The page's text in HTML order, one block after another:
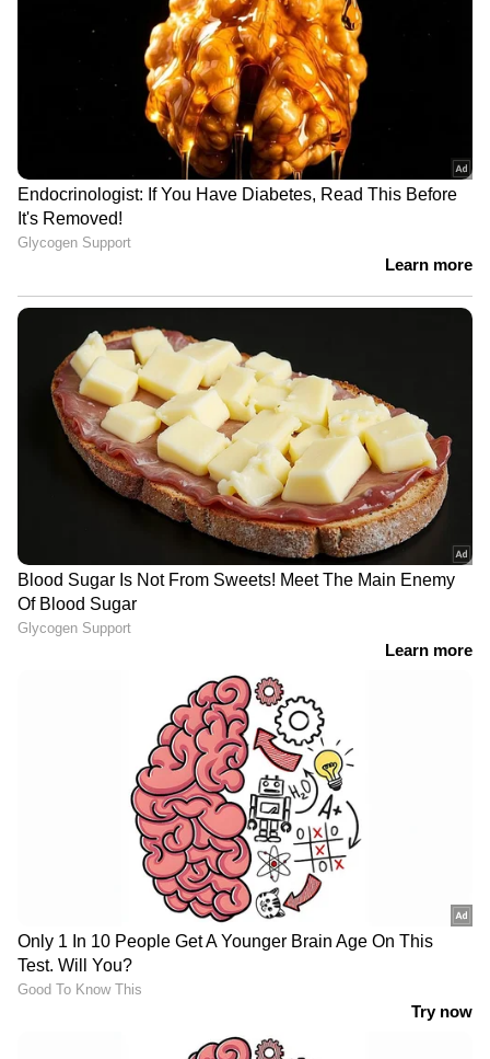
റൂമെല്ലാം റിവറെടുത്തു; ഡച്ച് പദ്ധതി
റൂം ഫോർ റിവർ പദ്ധതി
പെരുവെള്ളത്തിലുമായി